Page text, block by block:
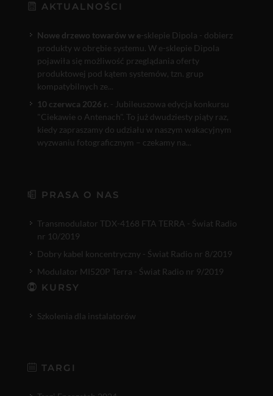
AKTUALNOŚCI
Nowe drzewo towarów w e-sklepie Dipola - dobierz
produkty w obrębie systemu. W e-sklepie Dipola
pojawiła się możliwość przeglądania oferty
produktowej pod kątem systemów, tzn. grup
kompatybilnych ze...
10 czerwca 2026 r. - Jubileuszowa edycja konkursu
"Ciekawie o Antenach". To już dwudziesty piąty raz,
kiedy zapraszamy do udziału w naszym wakacyjnym
wyzwaniu fotograficznym – czekamy na...
PRASA O NAS
Transmodulator TDX-4168 FTA TERRA - Świat Radio
nr 10/2019
Dobry kabel koncentryczny - Świat Radio nr 8/2019
Modulator MI520P Terra - Świat Radio nr 9/2019
KURSY
Szkolenia dla instalatorów
TARGI